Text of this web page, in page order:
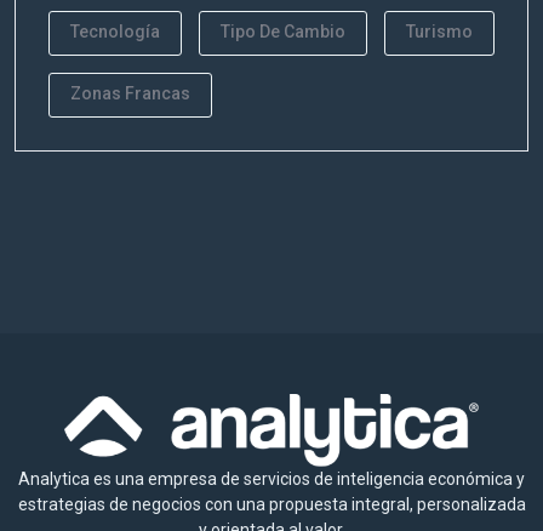
Tecnología Tipo De Cambio Turismo
Zonas Francas
Analytica es una empresa de servicios de inteligencia económica y
estrategias de negocios con una propuesta integral, personalizada